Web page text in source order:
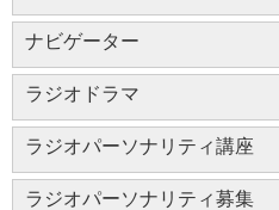
ナビゲーター
ラジオドラマ
ラジオパーソナリティ講座
ラジオパーソナリティ募集